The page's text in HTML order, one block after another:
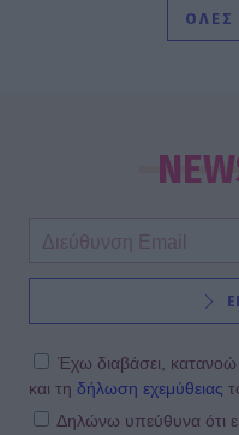
Κωστοπούλου
σκάφος με αέρινο look!
MEDIA
Φόνοι στο
και Άννη Θεοχάρη
ΟΛΕΣ
Έχω διαβάσει, κατανοώ
και τη δήλωση εχεμύθειας
Δηλώνω υπεύθυνα ότι